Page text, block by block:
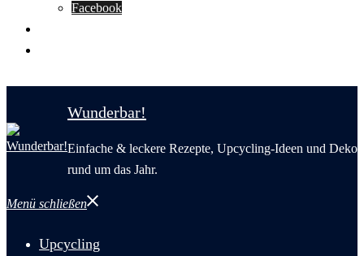
Facebook
Wunderbar!
Einfache & leckere Rezepte, Upcycling-Ideen und Deko
rund um das Jahr.
Menü schließen
Upcycling